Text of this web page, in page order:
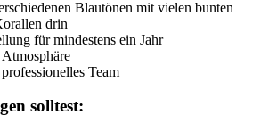
Blautönen mit vielen bunten
drin
für mindestens ein Jahr
Team
solltest: